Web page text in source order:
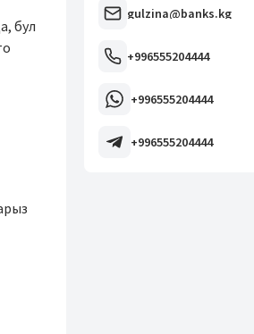
бул
gulzina@banks.kg
+996555204444
+996555204444
+996555204444